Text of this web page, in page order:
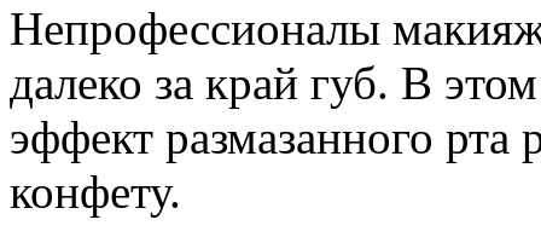
Непрофессионалы
далеко за край губ. В
эффект размазанного рта
конфету.